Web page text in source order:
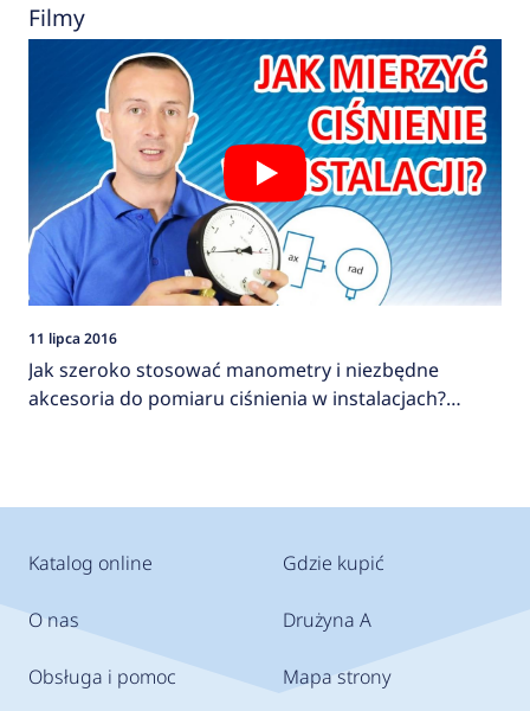
Filmy
11 lipca 2016
Jak szeroko stosować manometry i niezbędne
akcesoria do pomiaru ciśnienia w instalacjach?
Katalog online
O nas
Obsługa i pomoc
Gdzie kupić
Drużyna A
Mapa strony